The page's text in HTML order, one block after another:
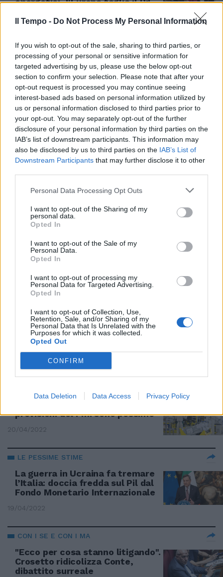
Il Tempo - Do Not Process My Personal Information
If you wish to opt-out of the sale, sharing to third parties, or
processing of your personal or sensitive information for
targeted advertising by us, please use the below opt-out
section to confirm your selection. Please note that after your
opt-out request is processed you may continue seeing
interest-based ads based on personal information utilized by
us or personal information disclosed to third parties prior to
your opt-out. You may separately opt-out of the further
disclosure of your personal information by third parties on the
IAB’s list of downstream participants. This information may
also be disclosed by us to third parties on the IAB’s List of
Downstream Participants that may further disclose it to other
Personal Data Processing Opt Outs
I want to opt-out of the Sharing of my
personal data.
Opted In
I want to opt-out of the Sale of my
Personal Data.
Opted In
I want to opt-out of processing my
Personal Data for Targeted Advertising.
Opted In
I want to opt-out of Collection, Use,
Retention, Sale, and/or Sharing of my
Personal Data that Is Unrelated with the
Purposes for which it was collected.
Opted Out
CONFIRM
Data Deletion Data Access Privacy Policy
17/05/2022
CONCORRENZA SLEALE
Oltre tre milioni di fantasmi al
lavoro. L’indagine choc sul
sommerso in Italia: vale 203
miliardi
07/05/2022
CAUTO OTTIMISMO
I dati sul Pil non spaventano
tiene, no ai catastrofismi”
29/04/2022
NON VA TUTTO BENE
Pil e recessione, lo sconforto del
governo nella frase del ministro
Franco
29/04/2022
ALLARME DA CONFCOMMERCIO
Guerra e bollette ammazzano il
Pil: l’inflazione sale. E le famiglie
spendono meno
previsioni del Fmi sono pessime
20/04/2022
LE PESSIME STIME
La guerra in Ucraina fa tremare
l’Italia: doccia fredda sul Pil dal
Fondo Monetario Internazionale
19/04/2022
CON I SE E CON I MA
"Ecco per cosa stanno litigando".
Crosetto ridicolizza Conte,
dibattito surreale